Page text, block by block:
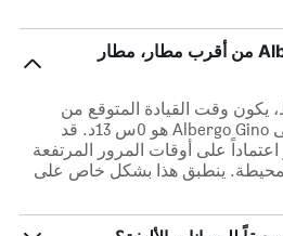
ما مدى قرب Albergo Gino من أقرب مطار، مطار
كم فقط، يكون وقت القيادة المتوقع من
أقرب مطار مطار انكونا إلى Albergo Gino هو 0س 13د. قد
على أوقات المرور المرتفعة
ينطبق هذا بشكل خاص على